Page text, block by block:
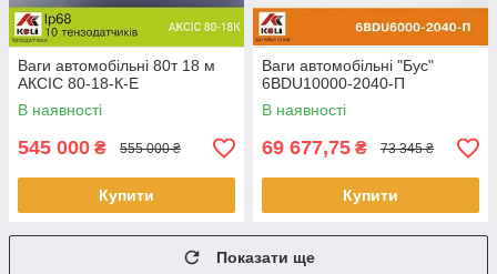
Ваги автомобільні 80т 18 м
АКСІС 80-18-К-Е
В наявності
545 000 ₴ 555 000 ₴
Купити
Ваги автомобільні "Бус"
6BDU10000-2040-П
В наявності
69 677,75 ₴ 73 345 ₴
Купити
Показати ще